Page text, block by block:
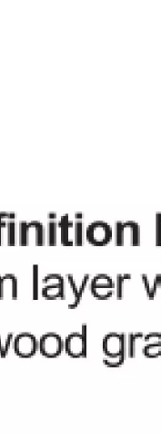
L2671 Haga clic en Bloquear PVC Flooring